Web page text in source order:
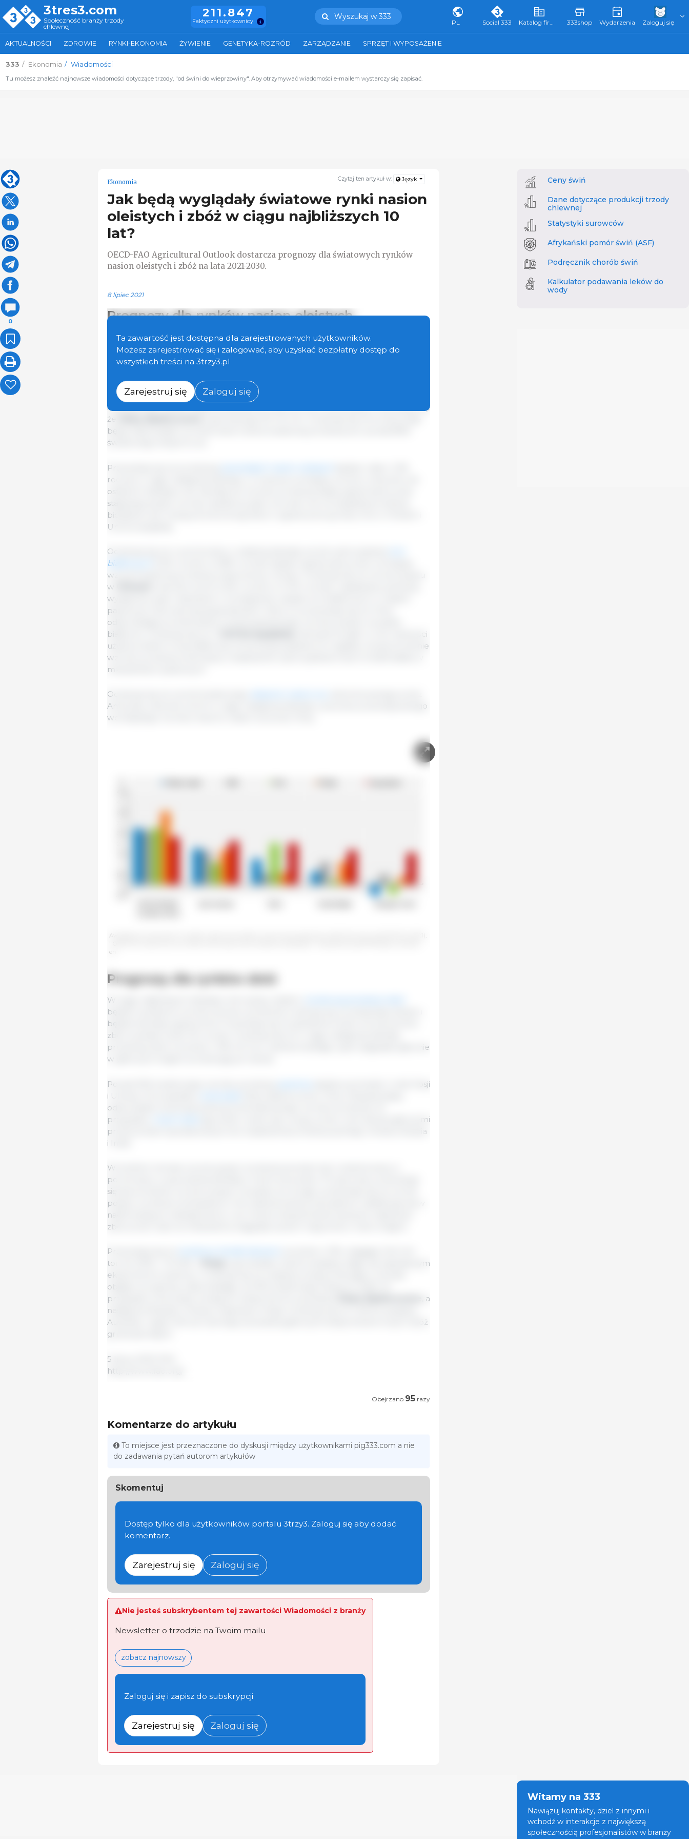
3tres3.com
Społeczność branży trzody
chlewnej
211.847
Faktyczni użytkownicy
Wyszukaj w 333
PL Social 333 Katalog firm 333 333shop Wydarzenia Zaloguj się
AKTUALNOŚCI ZDROWIE RYNKI-EKONOMIA ŻYWIENIE GENETYKA-ROZRÓD ZARZĄDZANIE SPRZĘT I WYPOSAŻENIE
333 Ekonomia Wiadomości
Tu możesz znaleźć najnowsze wiadomości dotyczące trzody, "od świni do wieprzowiny". Aby otrzymywać wiadomości e-mailem wystarczy się zapisać.
0
Czytaj ten artykuł w: Język
Ekonomia
Jak będą wyglądały światowe rynki nasion
oleistych i zbóż w ciągu najbliższych 10
lat?
OECD-FAO Agricultural Outlook dostarcza prognozy dla światowych rynków
nasion oleistych i zbóż na lata 2021-2030.
8 lipiec 2021
Prognozy dla rynków nasion oleistych
Przewiduje się, żeprodukcja soibędzie rosła o 1,1% rocznie w okresie objętym
prognozą. Zwiększenie powierzchni zbiorów, w tym zwiększone zbiory w
Ameryce Łacińskiej, odpowiada za około jedną czwartą globalnego wzrostu
żeBrazyliabędzie największym światowym producentem - krajowa produkcja
ma osiągnąć 149 mln ton do 2030 r., w oparciu o lepsze plony i zwiększoną
intensywność upraw dzięki podwójnemu zbiorowi soi z kukurydzą. Przewiduje się,
że
będą odpowiadać za około dwie trzecie światowej produkcji soi i ponad 80%
światowego eksportu soi.
Przewiduje się, że produkcja
rocznie w ciągu następnej dekady, co oznacza wolniejszy wzrost w stosunku do
ostatnich dziesięciu lat. Zachęty do wzrostu produkcji będą ograniczane przez
stagnację popytu na olej rzepakowy jako surowiec do europejskiej produkcji
biodiesla oraz rosnącą konkurencję zbóż o ograniczone grunty orne w Chinach i
Unii Europejskiej.
Oczekuje się, że w porównaniu z ostatnią dekadą wzrost wykorzystania
białkowych
wzrost światowej produkcji wieprzowiny i drobiu. Oczekuje się, że wzrost popytu
w
wydajności pasz i staraniami o zmniejszenie udziału śrut białkowych w racjach
paszowych dla zwierząt gospodarskich. Mimo to przewiduje się, że Chiny
odpowiadają za około jedną czwartą globalnego wzrostu popytu na pasze
białkowe. Oczekuje się, że w
, która jest drugim co do wielkości
użytkownikiem śruty białkowej, konsumpcja spadnie ze względu na spowolnienie
wzrostu produkcji zwierzęcej i zwiększenie wykorzystania innych źródeł białka w
mieszankach paszowych.
Oczekuje się, że wzrost światowego
Amerykę, znacznie zwolni w ciągu następnej dekady z powodu przewidywanego
wolniejszego wzrostu importu nasion soi przez Chiny.
Average annual growth in protein meal consumption and animal production (2021-30). Source: OECD/FAO (2021),
''OECD-FAO Agricultural Outlook OECD Agriculture statistics (database)'', http://dx.doi.org/10.1787/agr-outl-data-
en.
Prognozy dla rynków zbóż
W ciągu najbliższych dziesięciu lat wyższy udział w
będzie wynikał ze wzrostu plonów, ponieważ oczekuje się, że ekspansja obszaru
będzie bardziej ograniczona. Przewiduje się, że globalnie średni wzrost plonów
zbóż wyniesie około 1% rocznie. Oczekuje się, że w ciągu następnej dekady
produkcja zbóż wzrośnie o 336 mln ton, odzwierciedlając zyski osiągnięte głównie
w głównych krajach produkujących zboża.
Ponad 50% światowego wzrostu produkcji
będzie pochodzić z Indii, Rosji
i Ukrainy. W przypadku
odpowiadać za ponad połowę przewidywanego wzrostu produkcji. W
przypadku
(jęczmień, owies, żyto, sorgo, proso i inne zboża) głównymi
producentami spodziewanymi do zwiększenia produkcji są Rosja, Ukraina, Etiopia
i Indie.
W średnim okresie wzrost popytu na zboża powinien być umiarkowany w
porównaniu z poprzednią dekadą z trzech powodów. Po pierwsze, przewiduje
się spowolnienie wzrostu popytu na pasze; po drugie, przewiduje się, że wzrost
popytu na zboża na biopaliwa i inne zastosowania przemysłowe ustabilizuje się w
nadchodzącym dziesięcioleciu; i po trzecie, bezpośrednie spożycie większości
zbóż przez ludzi na mieszkańca osiągnęło poziom nasycenia w wielu krajach.
Przewiduje się, że
ton do 2030 r. W 2016 r.
wyprzedziła Unię Europejską, stając się największym
eksporterem pszenicy i oczekuje się, że zwiększy swoją przewagę w okresie
objętym prognozą, odpowiadając za 22% światowego eksportu 2030. W
przypadku kukurydzy wiodącym eksporterem pozostaną
, a
następnie Brazylia, Ukraina, Argentyna i Rosja. Oczekuje się, że Unia Europejska,
Australia i region Morza Czarnego pozostaną głównymi eksporterami innych zbóż
gruboziarnistych.
5 lipca, 2021/ FAO.
http://www.fao.org/
Ta zawartość jest dostępna dla zarejestrowanych użytkowników.
Możesz zarejestrować się i zalogować, aby uzyskać bezpłatny dostęp do
wszystkich treści na 3trzy3.pl
Zarejestruj się Zaloguj się
Obejrzano 95 razy
Komentarze do artykułu
To miejsce jest przeznaczone do dyskusji między użytkownikami pig333.com a nie
do zadawania pytań autorom artykułów
Skomentuj
Dostęp tylko dla użytkowników portalu 3trzy3. Zaloguj się aby dodać
komentarz.
Zarejestruj się Zaloguj się
Nie jesteś subskrybentem tej zawartości Wiadomości z branży
Newsletter o trzodzie na Twoim mailu
zobacz najnowszy
Zaloguj się i zapisz do subskrypcji
Zarejestruj się Zaloguj się
Ceny świń
Dane dotyczące produkcji trzody
chlewnej
Statystyki surowców
Afrykański pomór świń (ASF)
Podręcznik chorób świń
Kalkulator podawania leków do
wody
Witamy na 333
Nawiązuj kontakty, dziel z innymi i
wchodź w interakcje z największą
społecznością profesjonalistów w branży